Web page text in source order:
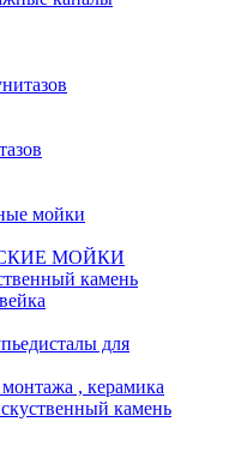
мойки
МОЙКИ
камень
для
, керамика
камень